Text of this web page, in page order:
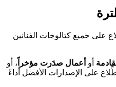
على جميع كتالوجات الفنانين
أو أعمال صدَرت مؤخراً ، أو
على الإصدارات الأفضل أداءً